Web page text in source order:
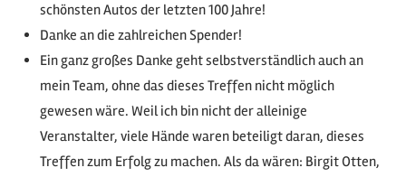
schönsten Autos der letzten 100 Jahre!
Danke an die zahlreichen Spender!
Ein ganz großes Danke geht selbstverständlich auch an
mein Team, ohne das dieses Treffen nicht möglich
gewesen wäre. Weil ich bin nicht der alleinige
Veranstalter, viele Hände waren beteiligt daran, dieses
Treffen zum Erfolg zu machen. Als da wären: Birgit Otten,